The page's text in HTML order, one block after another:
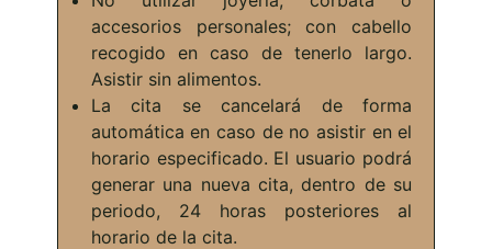
accesorios personales; con cabello
recogido en caso de tenerlo largo.
Asistir sin alimentos.
La cita se cancelará de forma
automática en caso de no asistir en el
horario especificado. El usuario podrá
generar una nueva cita, dentro de su
periodo, 24 horas posteriores al
horario de la cita.